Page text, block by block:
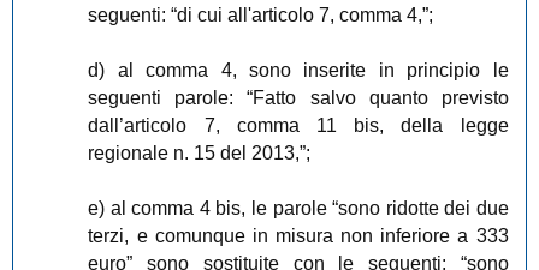
seguenti: “di cui all'articolo 7, comma 4,”;
d) al comma 4, sono inserite in principio le
seguenti parole: “Fatto salvo quanto previsto
dall’articolo 7, comma 11 bis, della legge
regionale n. 15 del 2013,”;
e) al comma 4 bis, le parole “sono ridotte dei due
terzi, e comunque in misura non inferiore a 333
euro” sono sostituite con le seguenti: “sono